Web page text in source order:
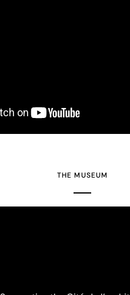
THE MUSEUM